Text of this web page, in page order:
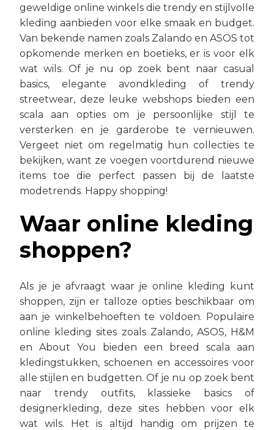
geweldige online winkels die trendy en stijlvolle
kleding aanbieden voor elke smaak en budget.
Van bekende namen zoals Zalando en ASOS tot
opkomende merken en boetieks, er is voor elk
wat wils. Of je nu op zoek bent naar casual
basics, elegante avondkleding of trendy
streetwear, deze leuke webshops bieden een
scala aan opties om je persoonlijke stijl te
versterken en je garderobe te vernieuwen.
Vergeet niet om regelmatig hun collecties te
bekijken, want ze voegen voortdurend nieuwe
items toe die perfect passen bij de laatste
modetrends. Happy shopping!
Waar online kleding
shoppen?
Als je je afvraagt waar je online kleding kunt
shoppen, zijn er talloze opties beschikbaar om
aan je winkelbehoeften te voldoen. Populaire
online kleding sites zoals Zalando, ASOS, H&M
en About You bieden een breed scala aan
kledingstukken, schoenen en accessoires voor
alle stijlen en budgetten. Of je nu op zoek bent
naar trendy outfits, klassieke basics of
designerkleding, deze sites hebben voor elk
wat wils. Het is altijd handig om prijzen te